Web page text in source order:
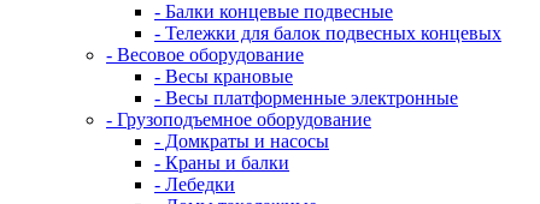
- Балки концевые подвесные
- Тележки для балок подвесных концевых
- Весовое оборудование
- Весы крановые
- Весы платформенные электронные
- Грузоподъемное оборудование
- Домкраты и насосы
- Краны и балки
- Лебедки